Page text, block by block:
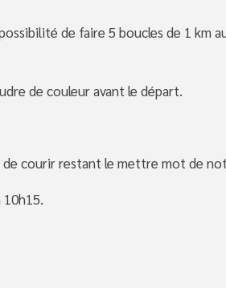
de faire 5 boucles de 1 km
de couleur avant le départ.
courir restant le mettre mot de